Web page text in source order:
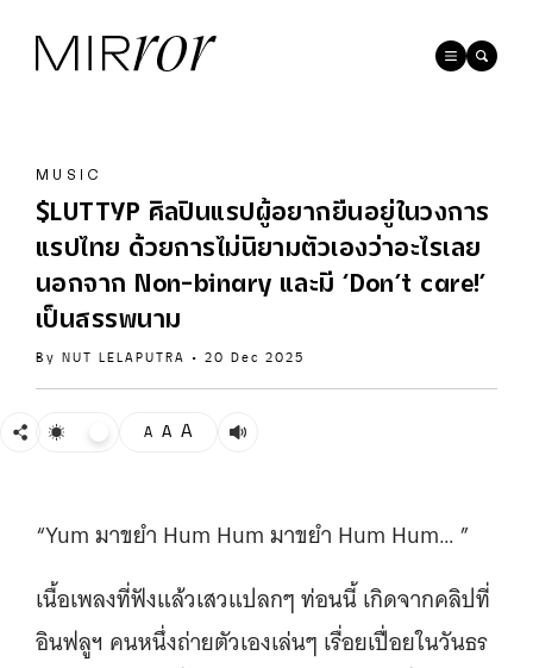
MUSIC
$LUTTYP ศิลปินแรปผู้อยากยืนอยู่ในวงการ
แรปไทย ด้วยการไม่นิยามตัวเองว่าอะไรเลย
นอกจาก Non-binary และมี ‘Don’t care!’
เป็นสรรพนาม
By NUT LELAPUTRA • 20 Dec 2025
A A A
“Yum มาขยำ Hum Hum มาขยำ Hum Hum… ”
เนื้อเพลงที่ฟังแล้วเสวแปลกๆ ท่อนนี้ เกิดจากคลิปที่
อินฟลูฯ คนหนึ่งถ่ายตัวเองเล่นๆ เรื่อยเปื่อยในวันธร